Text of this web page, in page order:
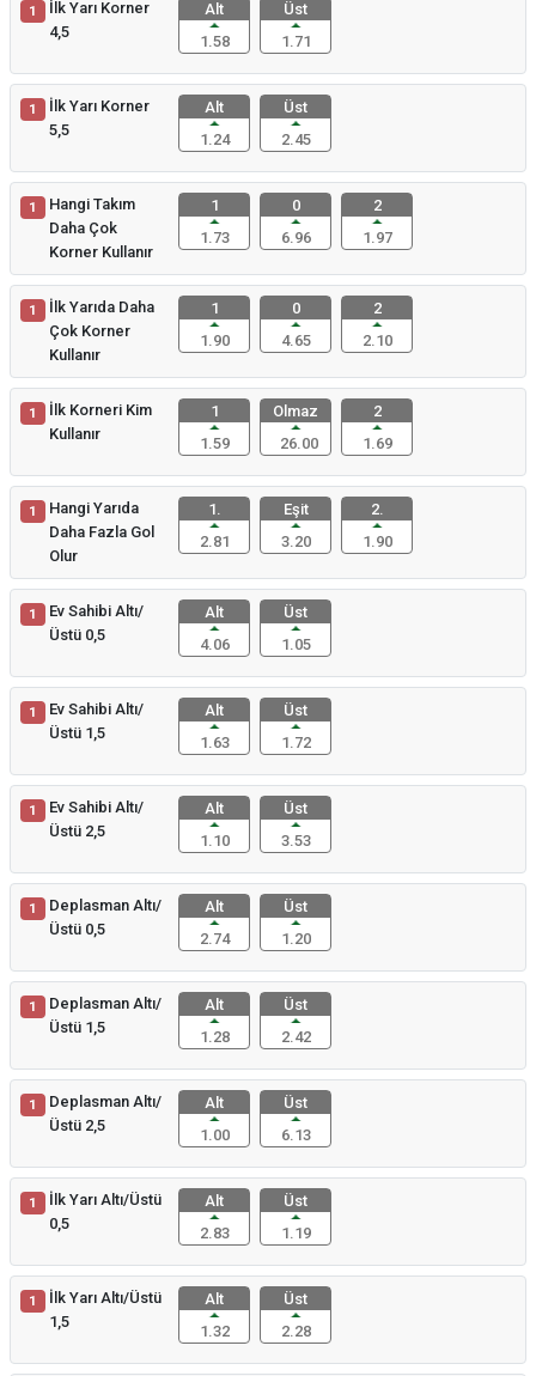
1
İlk Yarı Korner
4,5
Alt
1.58
Üst
1.71
1
İlk Yarı Korner
5,5
Alt
1.24
Üst
2.45
1
Hangi Takım
Daha Çok
Korner Kullanır
1
1.73
0
6.96
2
1.97
1
İlk Yarıda Daha
Çok Korner
Kullanır
1
1.90
0
4.65
2
2.10
1
İlk Korneri Kim
Kullanır
1
1.59
Olmaz
26.00
2
1.69
1
Hangi Yarıda
Daha Fazla Gol
Olur
1.
2.81
Eşit
3.20
2.
1.90
1
Ev Sahibi Altı/
Üstü 0,5
Alt
4.06
Üst
1.05
1
Ev Sahibi Altı/
Üstü 1,5
Alt
1.63
Üst
1.72
1
Ev Sahibi Altı/
Üstü 2,5
Alt
1.10
Üst
3.53
1
Deplasman Altı/
Üstü 0,5
Alt
2.74
Üst
1.20
1
Deplasman Altı/
Üstü 1,5
Alt
1.28
Üst
2.42
1
Deplasman Altı/
Üstü 2,5
Alt
1.00
Üst
6.13
1
İlk Yarı Altı/Üstü
0,5
Alt
2.83
Üst
1.19
1
İlk Yarı Altı/Üstü
1,5
Alt
1.32
Üst
2.28